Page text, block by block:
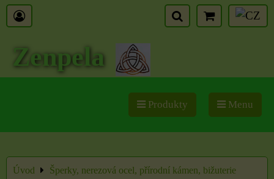
Zenpela
Produkty Menu
Úvod
Šperky, nerezová ocel, přírodní kámen, bižuterie